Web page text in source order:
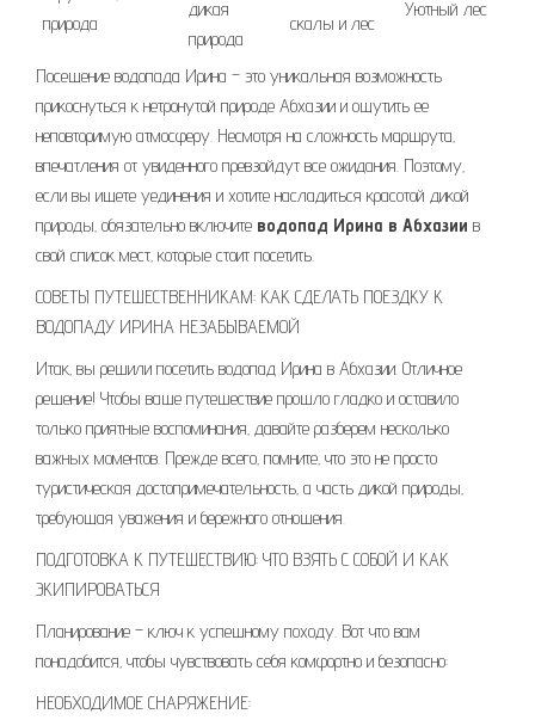
природа
дикая
природа
скалы и лес
Уютный лес
Посещение водопада Ирина – это уникальная возможность
прикоснуться к нетронутой природе Абхазии и ощутить ее
неповторимую атмосферу. Несмотря на сложность маршрута‚
впечатления от увиденного превзойдут все ожидания. Поэтому‚
если вы ищете уединения и хотите насладиться красотой дикой
природы‚ обязательно включите водопад Ирина в Абхазии в
свой список мест‚ которые стоит посетить.
СОВЕТЫ ПУТЕШЕСТВЕННИКАМ: КАК СДЕЛАТЬ ПОЕЗДКУ К
ВОДОПАДУ ИРИНА НЕЗАБЫВАЕМОЙ
Итак‚ вы решили посетить водопад Ирина в Абхазии. Отличное
решение! Чтобы ваше путешествие прошло гладко и оставило
только приятные воспоминания‚ давайте разберем несколько
важных моментов. Прежде всего‚ помните‚ что это не просто
туристическая достопримечательность‚ а часть дикой природы‚
требующая уважения и бережного отношения.
ПОДГОТОВКА К ПУТЕШЕСТВИЮ: ЧТО ВЗЯТЬ С СОБОЙ И КАК
ЭКИПИРОВАТЬСЯ
Планирование – ключ к успешному походу. Вот что вам
понадобится‚ чтобы чувствовать себя комфортно и безопасно:
НЕОБХОДИМОЕ СНАРЯЖЕНИЕ: